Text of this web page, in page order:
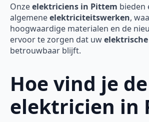
Onzeelektriciens in Pittem bieden
algemeneelektriciteitswerken,
hoogwaardige materialen en de
ervoor te zorgen dat uw
betrouwbaar blijft.
Hoe vind je
elektricien in